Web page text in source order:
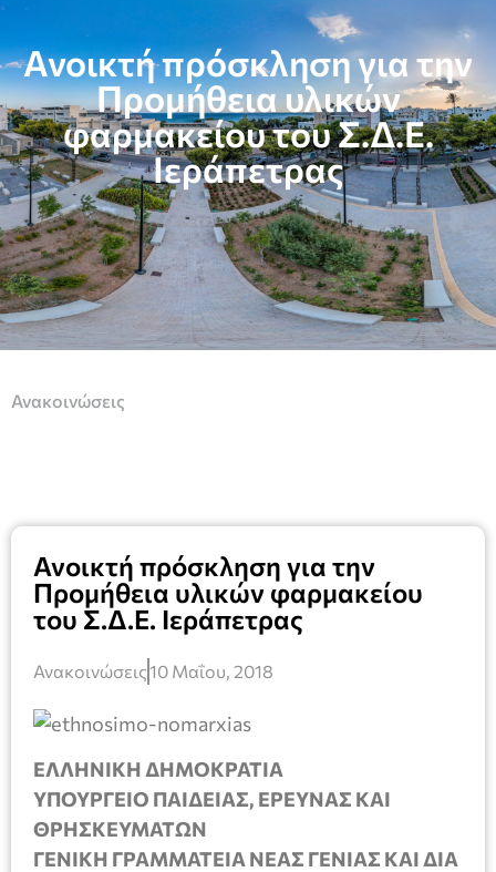
Ανοικτή πρόσκληση για την
Προμήθεια υλικών
φαρμακείου του Σ.Δ.Ε.
Ιεράπετρας
Ανακοινώσεις
Ανοικτή πρόσκληση για την
Προμήθεια υλικών φαρμακείου
του Σ.Δ.Ε. Ιεράπετρας
Ανακοινώσεις10 Μαΐου, 2018
ΕΛΛΗΝΙΚΗ ΔΗΜΟΚΡΑΤΙΑ
ΥΠΟΥΡΓΕΙΟ ΠΑΙΔΕΙΑΣ, ΕΡΕΥΝΑΣ ΚΑΙ
ΘΡΗΣΚΕΥΜΑΤΩΝ
ΓΕΝΙΚΗ ΓΡΑΜΜΑΤΕΙΑ ΝΕΑΣ ΓΕΝΙΑΣ ΚΑΙ ΔΙΑ